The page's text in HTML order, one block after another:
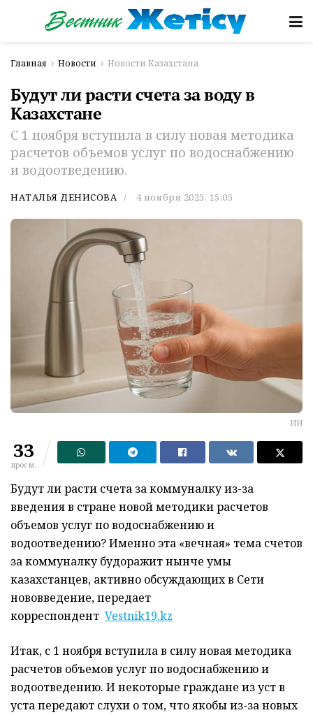
Главная Новости Новости Казахстана
Будут ли расти счета за воду в
Казахстане
С 1 ноября вступила в силу новая методика
расчетов объемов услуг по водоснабжению
и водоотведению.
НАТАЛЬЯ ДЕНИСОВА 4 ноября 2025, 15:05
ИИ
33
просм.
Будут ли расти счета за коммуналку из-за
введения в стране новой методики расчетов
объемов услуг по водоснабжению и
водоотведению? Именно эта «вечная» тема счетов
за коммуналку будоражит нынче умы
казахстанцев, активно обсуждающих в Сети
нововведение, передает
корреспондент Vestnik19.kz
Итак, с 1 ноября вступила в силу новая методика
расчетов объемов услуг по водоснабжению и
водоотведению. И некоторые граждане из уст в
уста передают слухи о том, что якобы из-за новых